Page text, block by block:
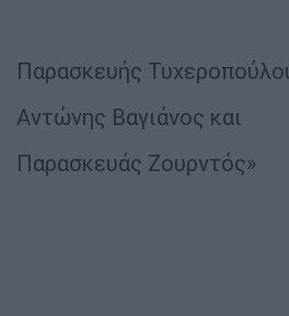
Παρασκευής
Αντώνης Βαγιάνος και
Παρασκευάς Ζουρντός»